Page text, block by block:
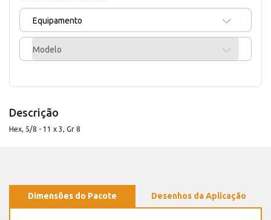
Equipamento
Modelo
Descrição
Hex, 5/8 - 11 x 3, Gr 8
Dimensões do Pacote Desenhos da Aplicação